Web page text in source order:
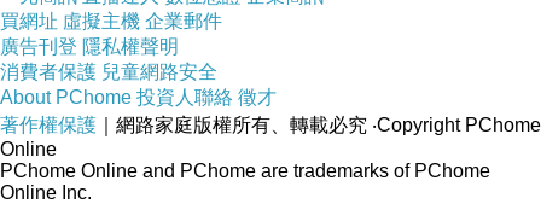
買網址 虛擬主機 企業郵件
廣告刊登 隱私權聲明
消費者保護 兒童網路安全
About PChome 投資人聯絡 徵才
著作權保護 ｜網路家庭版權所有、轉載必究 ‧Copyright PChome
Online
PChome Online and PChome are trademarks of PChome
Online Inc.